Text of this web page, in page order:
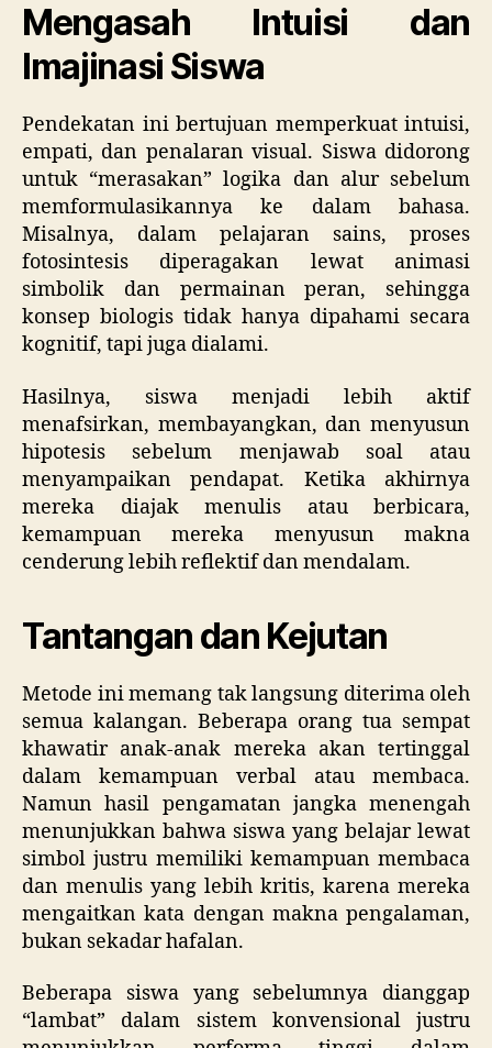
Mengasah Intuisi dan
Imajinasi Siswa
Pendekatan ini bertujuan memperkuat intuisi,
empati, dan penalaran visual. Siswa didorong
untuk “merasakan” logika dan alur sebelum
memformulasikannya ke dalam bahasa.
Misalnya, dalam pelajaran sains, proses
fotosintesis diperagakan lewat animasi
simbolik dan permainan peran, sehingga
konsep biologis tidak hanya dipahami secara
kognitif, tapi juga dialami.
Hasilnya, siswa menjadi lebih aktif
menafsirkan, membayangkan, dan menyusun
hipotesis sebelum menjawab soal atau
menyampaikan pendapat. Ketika akhirnya
mereka diajak menulis atau berbicara,
kemampuan mereka menyusun makna
cenderung lebih reflektif dan mendalam.
Tantangan dan Kejutan
Metode ini memang tak langsung diterima oleh
semua kalangan. Beberapa orang tua sempat
khawatir anak-anak mereka akan tertinggal
dalam kemampuan verbal atau membaca.
Namun hasil pengamatan jangka menengah
menunjukkan bahwa siswa yang belajar lewat
simbol justru memiliki kemampuan membaca
dan menulis yang lebih kritis, karena mereka
mengaitkan kata dengan makna pengalaman,
bukan sekadar hafalan.
Beberapa siswa yang sebelumnya dianggap
“lambat” dalam sistem konvensional justru